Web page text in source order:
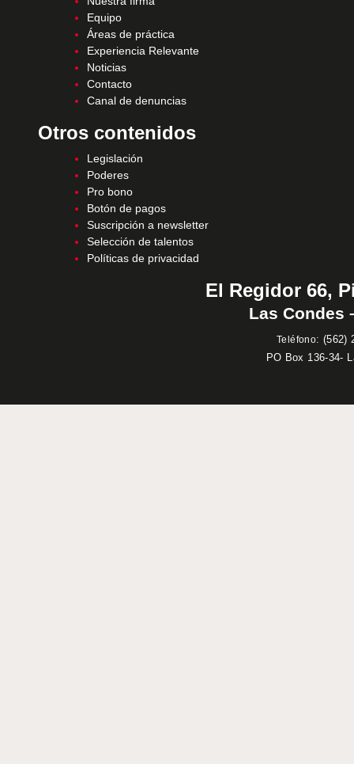
Equipo
Áreas de práctica
Experiencia Relevante
Noticias
Contacto
Canal de denuncias
Otros contenidos
Legislación
Poderes
Pro bono
Botón de pagos
Suscripción a newsletter
Selección de talentos
Políticas de privacidad
El Regidor 66,
Las Condes
Teléfono: (562)
PO Box 136-34-